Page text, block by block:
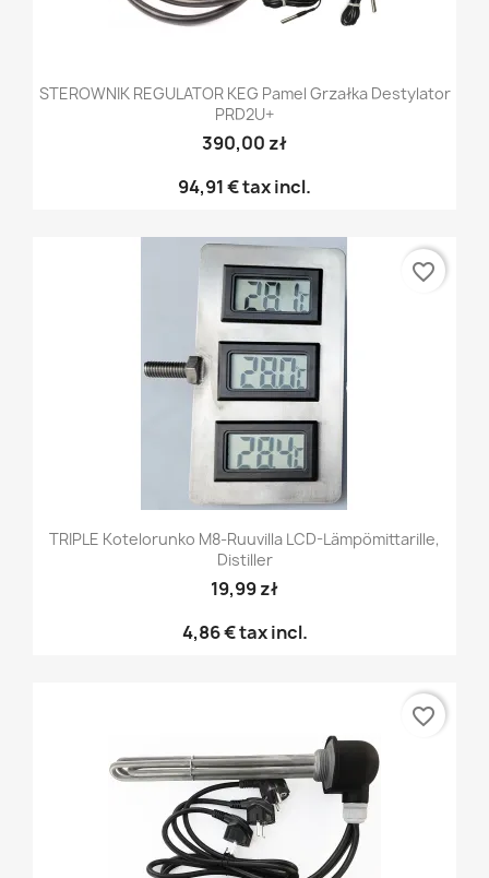
STEROWNIK REGULATOR KEG Pamel Grzałka Destylator
PRD2U+
390,00 zł
94,91 €tax incl.
TRIPLE Kotelorunko M8-Ruuvilla LCD-Lämpömittarille,
Distiller
19,99 zł
4,86 €tax incl.
favorite_border
favorite_border